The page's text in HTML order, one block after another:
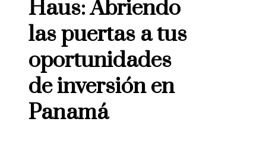
Haus: Abriendo
las puertas a tus
oportunidades
de inversión en
Panamá